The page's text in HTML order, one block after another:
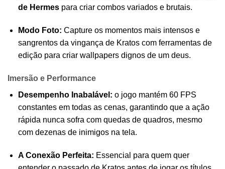
de Hermespara criar combos variados e brutais.
Modo Foto: Capture os momentos mais intensos e
sangrentos da vingança de Kratos com ferramentas de
edição para criar wallpapers dignos de um deus.
Imersão e Performance
Desempenho Inabalável: o jogo mantém 60 FPS
constantes em todas as cenas, garantindo que a ação
rápida nunca sofra com quedas de quadros, mesmo
com dezenas de inimigos na tela.
A Conexão Perfeita: Essencial para quem quer